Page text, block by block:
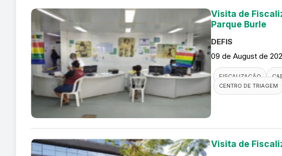
Visita de
Parque Burle
DEFIS
09 de August de
FISCALIZAÇÃO
CENTRO DE TRIAGEM
Visita de